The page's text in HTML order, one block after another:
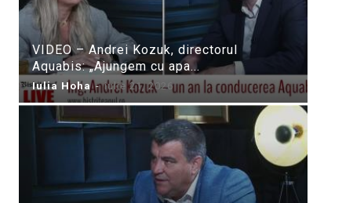
VIDEO – Andrei Kozuk, directorul
Aquabis: „Ajungem cu apa...
Iulia Hoha - iulie 21, 2026